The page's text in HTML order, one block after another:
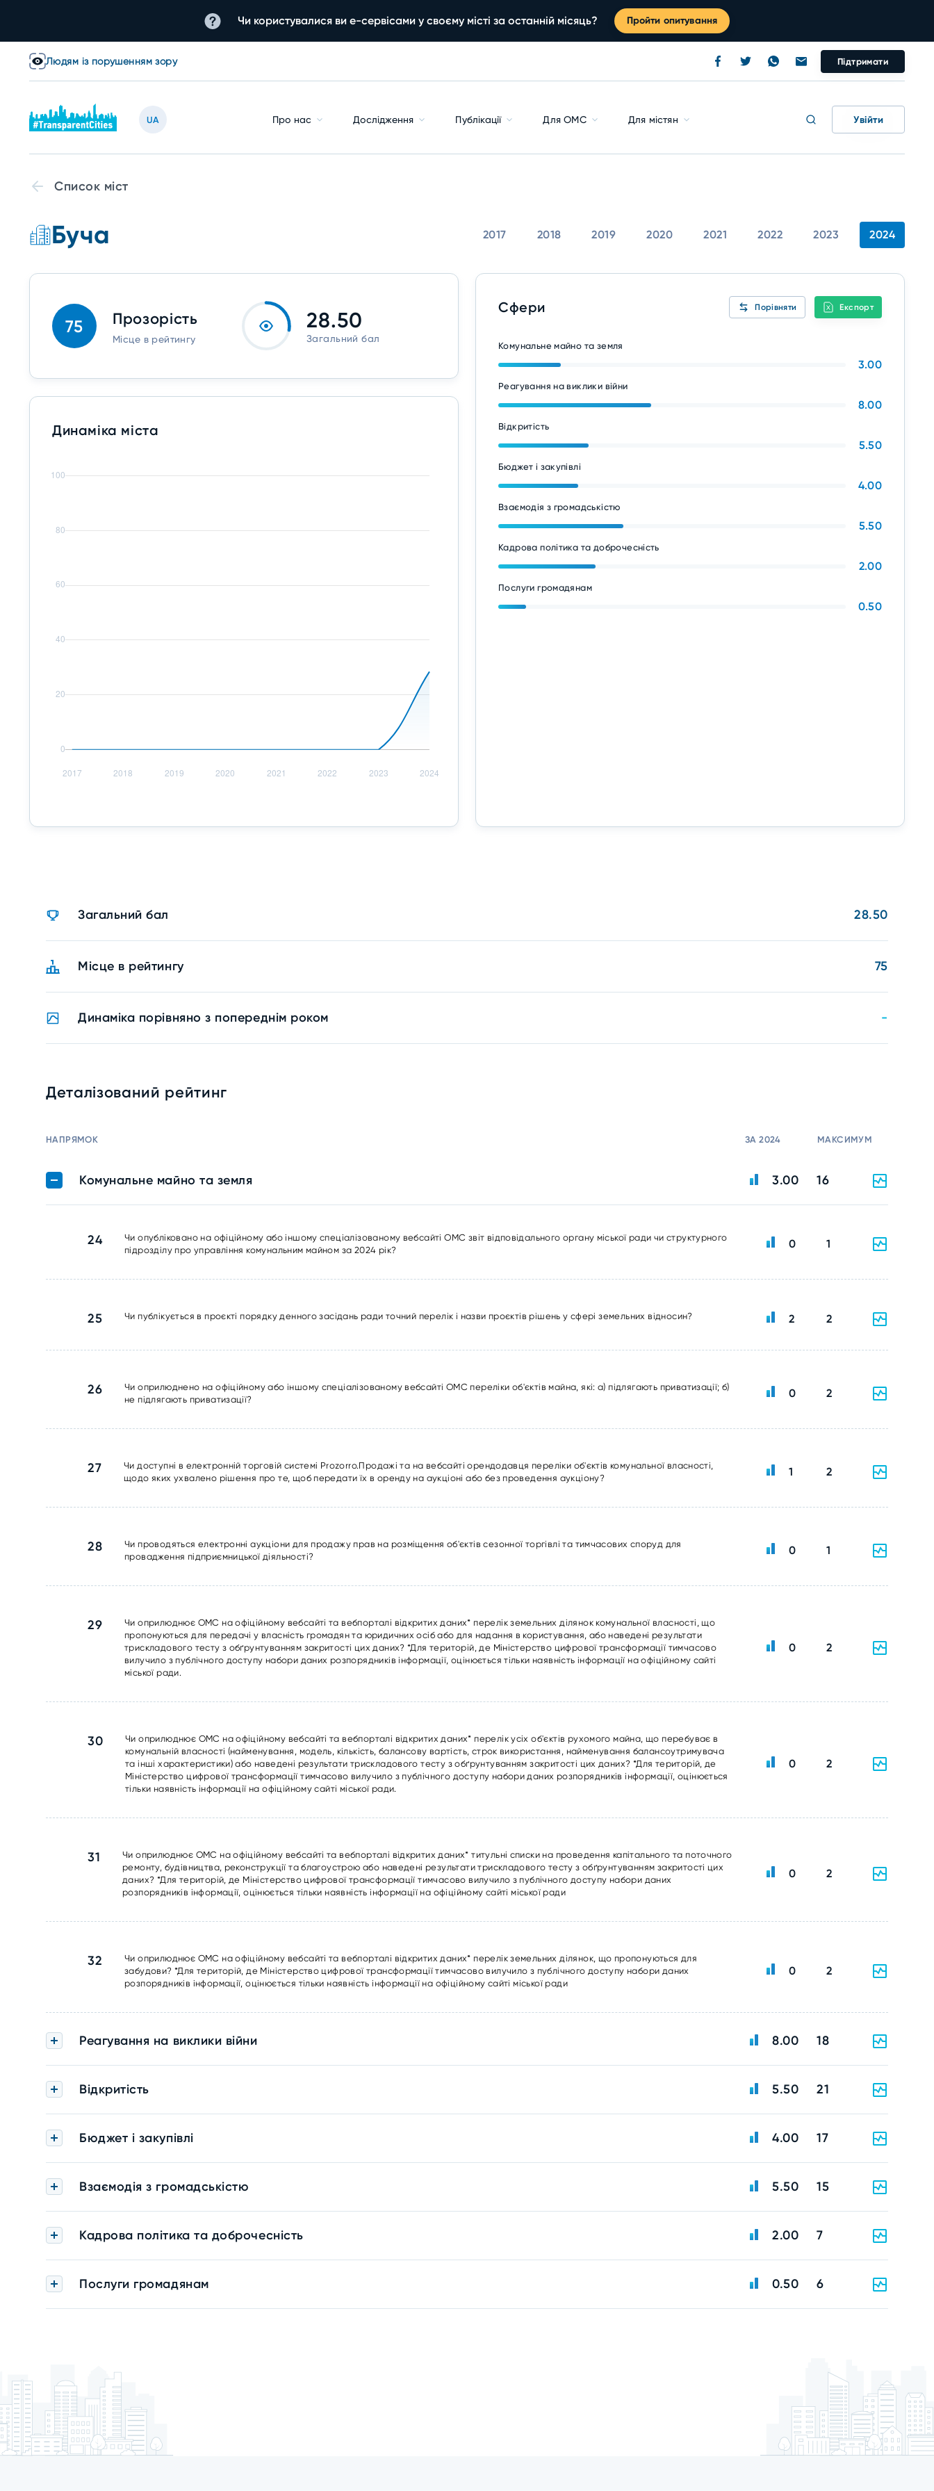
Чи користувалися ви е-сервісами у своєму місті за останній місяць? Пройти опитування
Людям із порушенням зору Підтримати
UA Про нас Дослідження Публікації Для ОМС Для містян Увійти
Список міст
Буча 2017 2018 2019 2020 2021 2022 2023 2024
75 Прозорість
Місце в рейтингу
28.50
Загальний бал
Динаміка міста
Сфери Порівняти Експорт
Комунальне майно та земля
3.00
Реагування на виклики війни
8.00
Відкритість
5.50
Бюджет і закупівлі
4.00
Взаємодія з громадськістю
5.50
Кадрова політика та доброчесність
2.00
Послуги громадянам
0.50
Загальний бал 28.50
Місце в рейтингу 75
Динаміка порівняно з попереднім роком -
Деталізований рейтинг
НАПРЯМОК ЗА 2024 МАКСИМУМ
Комунальне майно та земля 3.00 16
24
Чи опубліковано на офіційному або іншому спеціалізованому вебсайті ОМС звіт відповідального органу міської ради чи структурного
підрозділу про управління комунальним майном за 2024 рік?
0 1
25 Чи публікується в проєкті порядку денного засідань ради точний перелік і назви проєктів рішень у сфері земельних відносин? 2 2
26
Чи оприлюднено на офіційному або іншому спеціалізованому вебсайті ОМС переліки об'єктів майна, які: а) підлягають приватизації; б)
не підлягають приватизації?
0 2
27
Чи доступні в електронній торговій системі Prozorro.Продажі та на вебсайті орендодавця переліки об'єктів комунальної власності,
щодо яких ухвалено рішення про те, щоб передати їх в оренду на аукціоні або без проведення аукціону?
1 2
28
Чи проводяться електронні аукціони для продажу прав на розміщення об'єктів сезонної торгівлі та тимчасових споруд для
провадження підприємницької діяльності?
0 1
29
Чи оприлюднює ОМС на офіційному вебсайті та вебпорталі відкритих даних* перелік земельних ділянок комунальної власності, що
пропонуються для передачі у власність громадян та юридичних осіб або для надання в користування, або наведені результати
трискладового тесту з обґрунтуванням закритості цих даних? *Для територій, де Міністерство цифрової трансформації тимчасово
вилучило з публічного доступу набори даних розпорядників інформації, оцінюється тільки наявність інформації на офіційному сайті
міської ради.
0 2
30
Чи оприлюднює ОМС на офіційному вебсайті та вебпорталі відкритих даних* перелік усіх об'єктів рухомого майна, що перебуває в
комунальній власності (найменування, модель, кількість, балансову вартість, строк використання, найменування балансоутримувача
та інші характеристики) або наведені результати трискладового тесту з обґрунтуванням закритості цих даних? *Для територій, де
Міністерство цифрової трансформації тимчасово вилучило з публічного доступу набори даних розпорядників інформації, оцінюється
тільки наявність інформації на офіційному сайті міської ради.
0 2
31
Чи оприлюднює ОМС на офіційному вебсайті та вебпорталі відкритих даних* титульні списки на проведення капітального та поточного
ремонту, будівництва, реконструкції та благоустрою або наведені результати трискладового тесту з обґрунтуванням закритості цих
даних? *Для територій, де Міністерство цифрової трансформації тимчасово вилучило з публічного доступу набори даних
розпорядників інформації, оцінюється тільки наявність інформації на офіційному сайті міської ради
0 2
32
Чи оприлюднює ОМС на офіційному вебсайті та вебпорталі відкритих даних* перелік земельних ділянок, що пропонуються для
забудови? *Для територій, де Міністерство цифрової трансформації тимчасово вилучило з публічного доступу набори даних
розпорядників інформації, оцінюється тільки наявність інформації на офіційному сайті міської ради
0 2
Реагування на виклики війни 8.00 18
Відкритість 5.50 21
Бюджет і закупівлі 4.00 17
Взаємодія з громадськістю 5.50 15
Кадрова політика та доброчесність 2.00 7
Послуги громадянам 0.50 6